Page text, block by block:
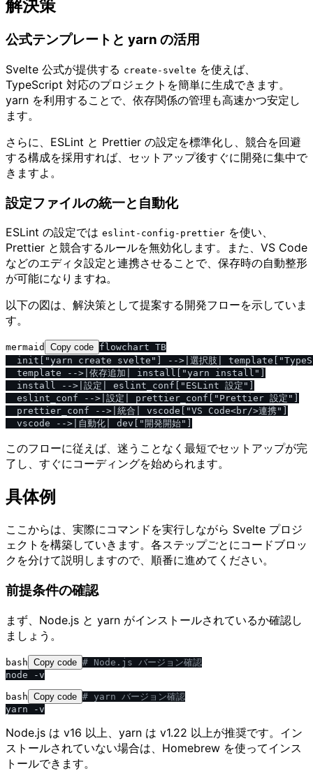
解決策
公式テンプレートと yarn の活用
Svelte 公式が提供する create-svelte を使えば、
TypeScript 対応のプロジェクトを簡単に生成できます。
yarn を利用することで、依存関係の管理も高速かつ安定し
ます。
さらに、ESLint と Prettier の設定を標準化し、競合を回避
する構成を採用すれば、セットアップ後すぐに開発に集中で
きますよ。
設定ファイルの統一と自動化
ESLint の設定では eslint-config-prettier を使い、
Prettier と競合するルールを無効化します。また、VS Code
などのエディタ設定と連携させることで、保存時の自動整形
が可能になりますね。
以下の図は、解決策として提案する開発フローを示していま
す。
mermaid Copy code flowchart TB
init["yarn create svelte"] -->|選択肢|
  template -->|依存追加| install["yarn install"]
  install -->|設定| eslint_conf["ESLint 設定"]
  eslint_conf -->|設定| prettier_conf["Prettier 設定"]
  prettier_conf -->|統合| vscode["VS Code<br/>連携"]
このフローに従えば、迷うことなく最短でセットアップが完
了し、すぐにコーディングを始められます。
具体例
ここからは、実際にコマンドを実行しながら Svelte プロジ
ェクトを構築していきます。各ステップごとにコードブロッ
クを分けて説明しますので、順番に進めてください。
前提条件の確認
まず、Node.js と yarn がインストールされているか確認し
ましょう。
bash Copy code # Node.js バージョン確認
bash Copy code # yarn バージョン確認
Node.js は v16 以上、yarn は v1.22 以上が推奨です。イン
ストールされていない場合は、Homebrew を使ってインス
トールできます。